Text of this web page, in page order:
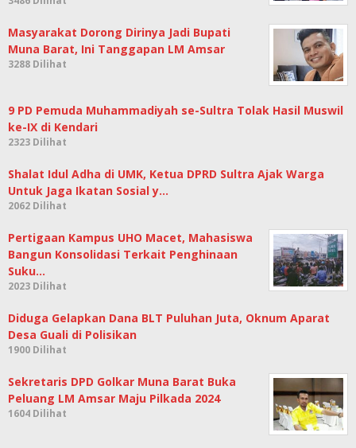
Masyarakat Dorong Dirinya Jadi Bupati
Muna Barat, Ini Tanggapan LM Amsar
3288 Dilihat
9 PD Pemuda Muhammadiyah se-Sultra Tolak Hasil Muswil
ke-IX di Kendari
2323 Dilihat
Shalat Idul Adha di UMK, Ketua DPRD Sultra Ajak Warga
Untuk Jaga Ikatan Sosial y…
2062 Dilihat
Pertigaan Kampus UHO Macet, Mahasiswa
Bangun Konsolidasi Terkait Penghinaan
Suku…
2023 Dilihat
Diduga Gelapkan Dana BLT Puluhan Juta, Oknum Aparat
Desa Guali di Polisikan
1900 Dilihat
Sekretaris DPD Golkar Muna Barat Buka
Peluang LM Amsar Maju Pilkada 2024
1604 Dilihat